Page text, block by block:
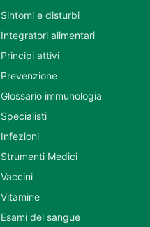
Sintomi e disturbi
Integratori alimentari
Principi attivi
Prevenzione
Glossario immunologia
Specialisti
Infezioni
Strumenti Medici
Vaccini
Vitamine
Esami del sangue